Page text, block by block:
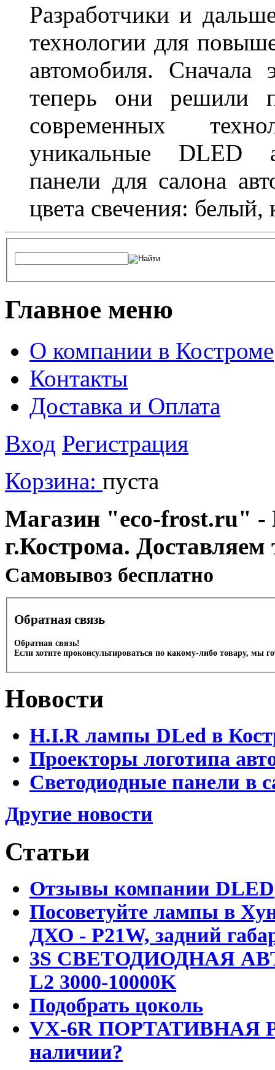
Разработчики и
технологии для
автомобиля.
теперь они решили
современных
уникальные DLED
панели для салона
цвета свечения:
Главное меню
О компании в Костроме
Контакты
Доставка и Оплата
Вход Регистрация
Корзина: пуста
Магазин "eco-frost.ru" -
г.Кострома.
Cамовывоз бесплатно
Обратная связь
Обратная связь!
Если хотите проконсультироваться по какому-либо товару, мы
Новости
H.I.R лампы DLed в
Проекторы логотипа
Светодиодные панели в
Другие новости
Статьи
Отзывы компании DLED
Посоветуйте лампы в
ДХО - P21W, задний
3S СВЕТОДИОДНАЯ
L2 3000-10000K
Подобрать цоколь
VX-6R ПОРТАТИВНАЯ
наличии?